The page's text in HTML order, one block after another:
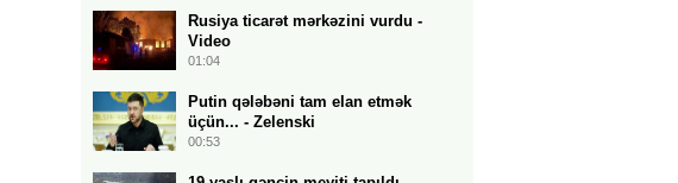
Rusiya ticarət mərkəzini vurdu -
Video
01:04
Putin qələbəni tam elan etmək
üçün... - Zelenski
00:53